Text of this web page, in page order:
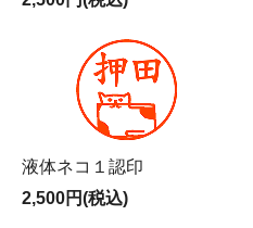
液体ネコ１認印
2,500円(税込)